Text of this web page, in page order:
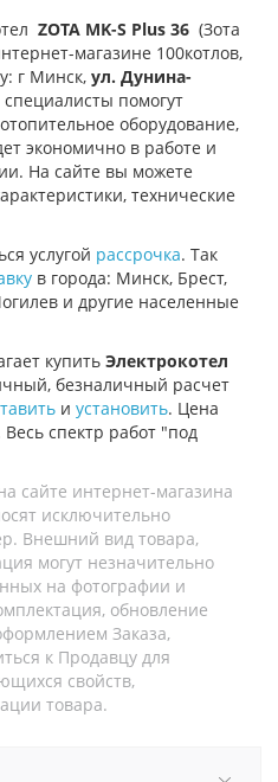
ZOTA MK-S Plus 36 (Зота
магазине 100котлов,
г Минск, ул. Дунина-
помогут
оборудование,
экономично в работе и
На сайте вы можете
технические
услугой рассрочка. Так
в города: Минск, Брест,
и другие населенные
купить Электрокотел
безналичный расчет
и установить. Цена
спектр работ "под
сайте интернет-магазина
исключительно
Внешний вид товара,
могут незначительно
на фотографии и
обновление
Заказа,
к Продавцу для
свойств,
товара.